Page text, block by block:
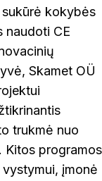
kokybės
naudoti CE
Skamet OÜ
trukmė nuo
Kitos programos
įmonė